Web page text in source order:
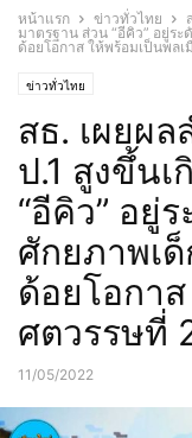
หน้าแรก ข่าวทั่วไทย
มาตรฐาน ส่วน “อีคิว” อยู่ร
ด้อยโอกาส ให้พร้อมเป็นพลเ
ข่าวทั่วไทย
สธ. เผยผล
ป.1 สูงขึ้น
“อีคิว” อยู่
ศักยภาพเ
ด้อยโอกา
ศตวรรษที่
11/05/2022